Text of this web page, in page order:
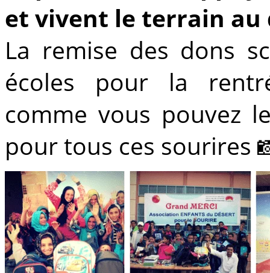
et vivent le terrain
La remise des dons
écoles pour la
comme vous pouvez
pour tous ces sourires